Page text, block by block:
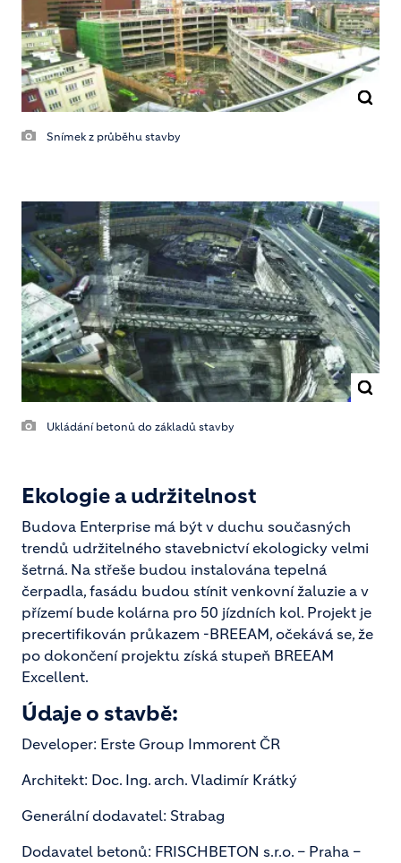
Snímek z průběhu stavby
Ukládání betonů do základů stavby
Ekologie a udržitelnost
Budova Enterprise má být v duchu současných
trendů udržitelného stavebnictví ekologicky velmi
šetrná. Na střeše budou instalována tepelná
čerpadla, fasádu budou stínit venkovní žaluzie a v
přízemí bude kolárna pro 50 jízdních kol. Projekt je
precertifikován průkazem -BREEAM, očekává se, že
po dokončení projektu získá stupeň BREEAM
Excellent.
Údaje o stavbě:
Developer: Erste Group Immorent ČR
Architekt: Doc. Ing. arch. Vladimír Krátký
Generální dodavatel: Strabag
Dodavatel betonů: FRISCHBETON s.r.o. – Praha –